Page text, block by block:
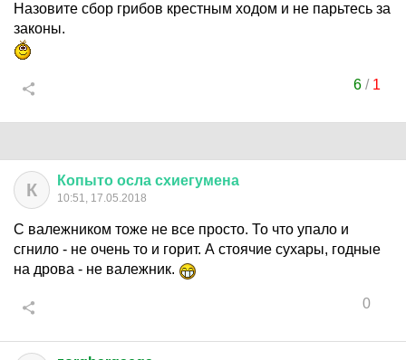
Назовите сбор грибов крестным ходом и не парьтесь за
законы.
6/ 1
К Копыто осла схиегумена
10:51, 17.05.2018
С валежником тоже не все просто. То что упало и
сгнило - не очень то и горит. А стоячие сухары, годные
на дрова - не валежник.
0